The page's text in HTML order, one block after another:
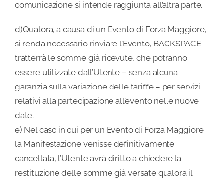
comunicazione si intende raggiunta all’altra parte.
d)Qualora, a causa di un Evento di Forza Maggiore,
si renda necessario rinviare l’Evento, BACKSPACE
tratterrà le somme già ricevute, che potranno
essere utilizzate dall’Utente – senza alcuna
garanzia sulla variazione delle tariffe – per servizi
relativi alla partecipazione all’evento nelle nuove
date.
e) Nel caso in cui per un Evento di Forza Maggiore
la Manifestazione venisse definitivamente
cancellata, l’Utente avrà diritto a chiedere la
restituzione delle somme già versate qualora il